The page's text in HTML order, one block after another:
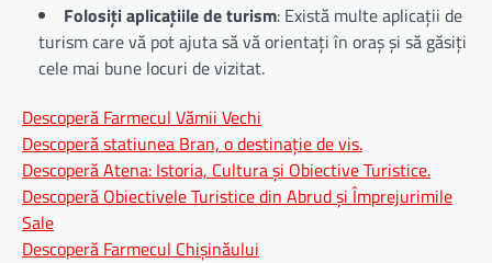
Folosiți aplicațiile de turism: Există multe aplicații de
turism care vă pot ajuta să vă orientați în oraș și să găsiți
cele mai bune locuri de vizitat.
Descoperă Farmecul Vămii Vechi
Descoperă statiunea Bran, o destinație de vis.
Descoperă Atena: Istoria, Cultura și Obiective Turistice.
Descoperă Obiectivele Turistice din Abrud și Împrejurimile
Sale
Descoperă Farmecul Chișinăului